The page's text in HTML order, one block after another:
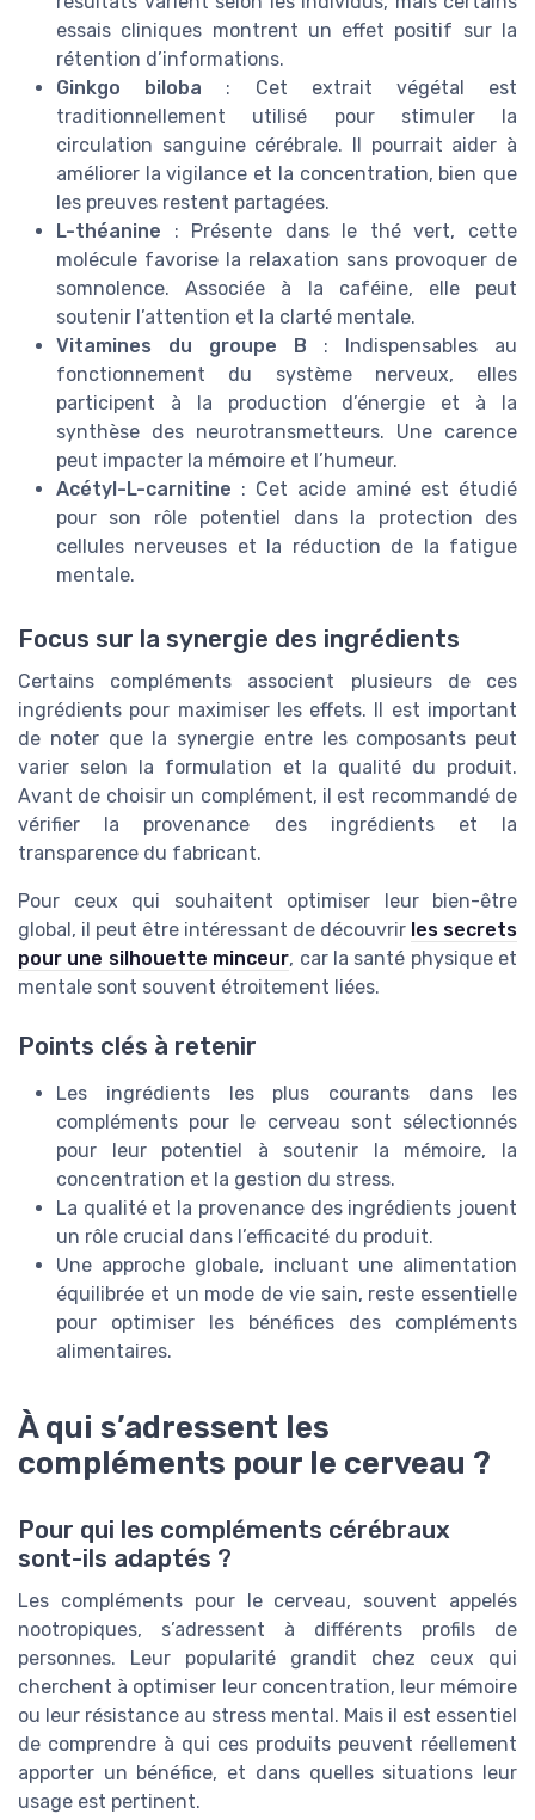
essais cliniques montrent un effet positif sur la
rétention d’informations.
Ginkgo biloba : Cet extrait végétal est
traditionnellement utilisé pour stimuler la
circulation sanguine cérébrale. Il pourrait aider à
améliorer la vigilance et la concentration, bien que
les preuves restent partagées.
L-théanine : Présente dans le thé vert, cette
molécule favorise la relaxation sans provoquer de
somnolence. Associée à la caféine, elle peut
soutenir l’attention et la clarté mentale.
Vitamines du groupe B : Indispensables au
fonctionnement du système nerveux, elles
participent à la production d’énergie et à la
synthèse des neurotransmetteurs. Une carence
peut impacter la mémoire et l’humeur.
Acétyl-L-carnitine : Cet acide aminé est étudié
pour son rôle potentiel dans la protection des
cellules nerveuses et la réduction de la fatigue
mentale.
Focus sur la synergie des ingrédients
Certains compléments associent plusieurs de ces
ingrédients pour maximiser les effets. Il est important
de noter que la synergie entre les composants peut
varier selon la formulation et la qualité du produit.
Avant de choisir un complément, il est recommandé de
vérifier la provenance des ingrédients et la
transparence du fabricant.
Pour ceux qui souhaitent optimiser leur bien-être
global, il peut être intéressant de découvrir les secrets
pour une silhouette minceur, car la santé physique et
mentale sont souvent étroitement liées.
Points clés à retenir
Les ingrédients les plus courants dans les
compléments pour le cerveau sont sélectionnés
pour leur potentiel à soutenir la mémoire, la
concentration et la gestion du stress.
La qualité et la provenance des ingrédients jouent
un rôle crucial dans l’efficacité du produit.
Une approche globale, incluant une alimentation
équilibrée et un mode de vie sain, reste essentielle
pour optimiser les bénéfices des compléments
alimentaires.
À qui s’adressent les
compléments pour le cerveau ?
Pour qui les compléments cérébraux
sont-ils adaptés ?
Les compléments pour le cerveau, souvent appelés
nootropiques, s’adressent à différents profils de
personnes. Leur popularité grandit chez ceux qui
cherchent à optimiser leur concentration, leur mémoire
ou leur résistance au stress mental. Mais il est essentiel
de comprendre à qui ces produits peuvent réellement
apporter un bénéfice, et dans quelles situations leur
usage est pertinent.